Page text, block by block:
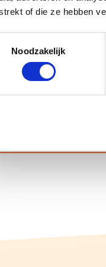
of die ze hebben
Noodzakelijk
Alle koffieboeren
steeds nauw
van de
een eerlijke prijs is
is dus goed
Op die
nog lekkerder!